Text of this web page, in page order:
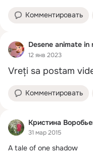
Комментировать
Desene animate in
12 янв 2023
Vreți sa postam
Комментировать
Кристина
31 мар 2015